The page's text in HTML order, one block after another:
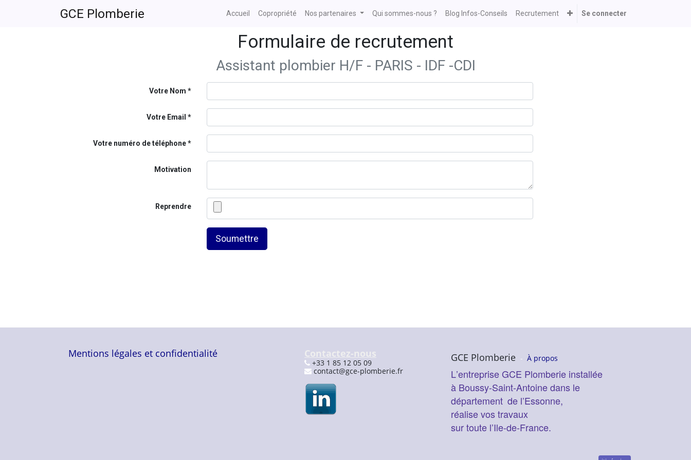
GCE Plomberie Accueil Copropriété Nos partenaires Qui sommes-nous ? Blog Infos-Conseils Recrutement Se connecter
Formulaire de recrutement
Assistant plombier H/F - PARIS - IDF -CDI
Votre Nom
Votre Email
Votre numéro de téléphone
Motivation
Reprendre
Soumettre
Mentions légales et confidentialité Contactez-nous
+33 1 85 12 05 09
contact@gce-plomberie.fr
GCE Plomberie - À propos
L’entreprise GCE Plomberie installée
à Boussy-Saint-Antoine dans le
département de l’Essonne,
réalise vos travaux
sur toute l’Ile-de-France.